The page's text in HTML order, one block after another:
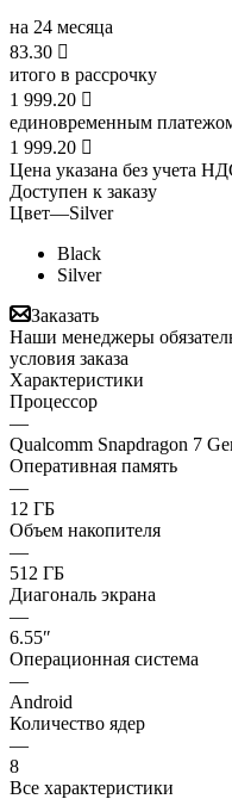
на 24 месяца
83.30 
итого в рассрочку
1 999.20 
единовременным
1 999.20 
Цена указана без учета
Доступен к заказу
Цвет—Silver
Black
Silver
Заказать
Наши менеджеры
условия заказа
Характеристики
Процессор
—
Qualcomm Snapdragon 7
Оперативная память
—
12 ГБ
Объем накопителя
—
512 ГБ
Диагональ экрана
—
6.55″
Операционная система
—
Android
Количество ядер
—
8
Все характеристики